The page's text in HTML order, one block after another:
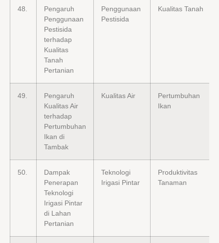
48.
Pengaruh
Penggunaan
Pestisida
terhadap
Kualitas
Tanah
Pertanian
Penggunaan
Pestisida
Kualitas Tanah
49.
Pengaruh
Kualitas Air
terhadap
Pertumbuhan
Ikan di
Tambak
Kualitas Air
Pertumbuhan
Ikan
50.
Dampak
Penerapan
Teknologi
Irigasi Pintar
di Lahan
Pertanian
Teknologi
Irigasi Pintar
Produktivitas
Tanaman